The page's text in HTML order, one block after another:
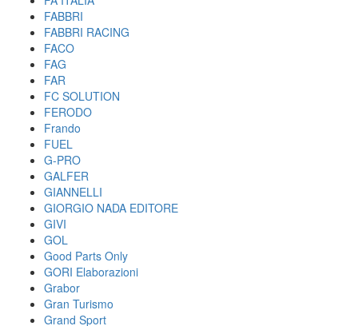
FABBRI
FABBRI RACING
FACO
FAG
FAR
FC SOLUTION
FERODO
Frando
FUEL
G-PRO
GALFER
GIANNELLI
GIORGIO NADA EDITORE
GIVI
GOL
Good Parts Only
GORI Elaborazioni
Grabor
Gran Turismo
Grand Sport